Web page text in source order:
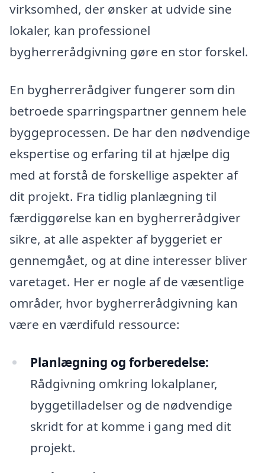
virksomhed, der ønsker at udvide sine
lokaler, kan professionel
bygherrerådgivning gøre en stor forskel.
En bygherrerådgiver fungerer som din
betroede sparringspartner gennem hele
byggeprocessen. De har den nødvendige
ekspertise og erfaring til at hjælpe dig
med at forstå de forskellige aspekter af
dit projekt. Fra tidlig planlægning til
færdiggørelse kan en bygherrerådgiver
sikre, at alle aspekter af byggeriet er
gennemgået, og at dine interesser bliver
varetaget. Her er nogle af de væsentlige
områder, hvor bygherrerådgivning kan
være en værdifuld ressource:
Planlægning og forberedelse:
Rådgivning omkring lokalplaner,
byggetilladelser og de nødvendige
skridt for at komme i gang med dit
projekt.